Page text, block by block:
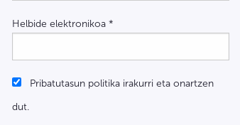
Helbide elektronikoa *
Pribatutasun politika irakurri eta onartzen
dut.